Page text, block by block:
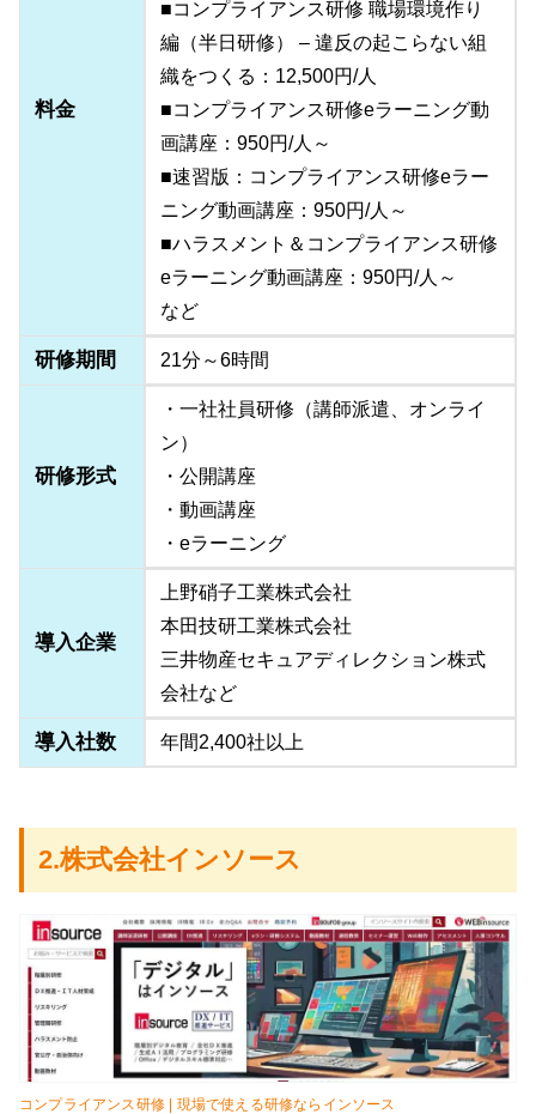
料金
■コンプライアンス研修 職場環境作り
編（半日研修） – 違反の起こらない組
織をつくる：12,500円/人
■コンプライアンス研修eラーニング動
画講座：950円/人～
■速習版：コンプライアンス研修eラー
ニング動画講座：950円/人～
■ハラスメント＆コンプライアンス研修
eラーニング動画講座：950円/人～
など
研修期間 21分～6時間
研修形式
・一社社員研修（講師派遣、オンライ
ン）
・公開講座
・動画講座
・eラーニング
導入企業
上野硝子工業株式会社
本田技研工業株式会社
三井物産セキュアディレクション株式
会社など
導入社数 年間2,400社以上
2.株式会社インソース
コンプライアンス研修 | 現場で使える研修ならインソース